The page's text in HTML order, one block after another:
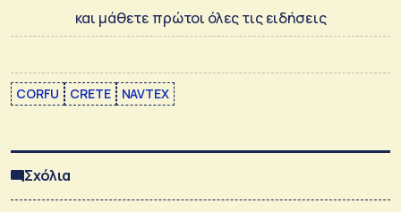
και μάθετε πρώτοι όλες τις ειδήσεις
CORFU CRETE NAVTEX
Σχόλια